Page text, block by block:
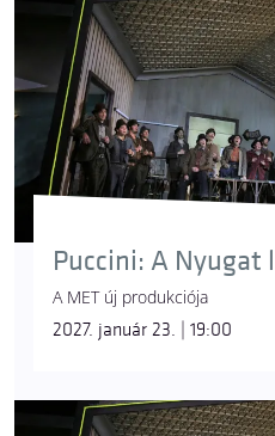
Puccini: A Nyugat
A MET új produkciója
2027. január 23. | 19:00